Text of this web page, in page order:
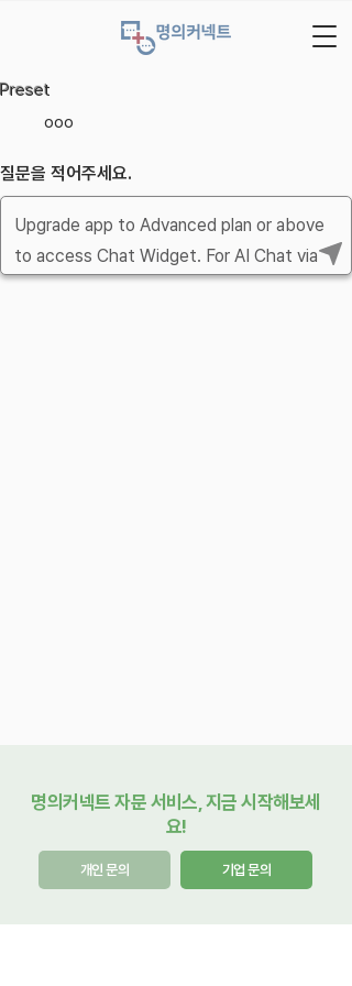
Preset
ooo
질문을 적어주세요.
명의커넥트 자문 서비스, 지금 시작해보세
요!
개인 문의 기업 문의